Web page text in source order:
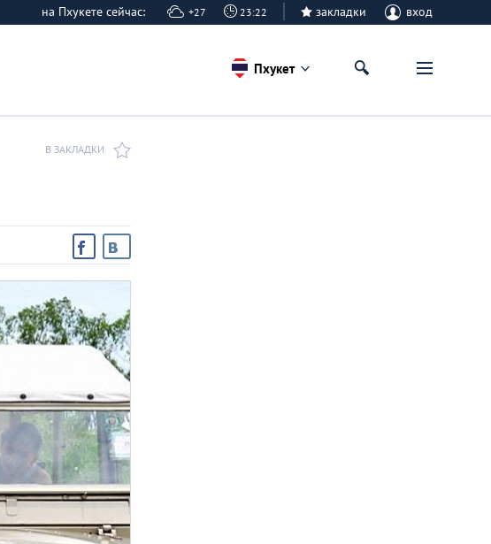
на Пхукете сейчас: +27 23:22 закладки вход
Пхукет
В ЗАКЛАДКИ